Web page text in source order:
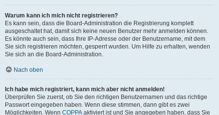
Warum kann ich mich nicht registrieren?
Es kann sein, dass die Board-Administration die Registrierung komplett
ausgeschaltet hat, damit sich keine neuen Benutzer mehr anmelden können.
Es könnte auch sein, dass Ihre IP-Adresse oder der Benutzername, mit dem
Sie sich registrieren möchten, gesperrt wurden. Um Hilfe zu erhalten, wenden
Sie sich an die Board-Administration.
Nach oben
Ich habe mich registriert, kann mich aber nicht anmelden!
Überprüfen Sie zuerst, ob Sie den richtigen Benutzernamen und das richtige
Passwort eingegeben haben. Wenn diese stimmen, dann gibt es zwei
Möglichkeiten. Wenn COPPA aktiviert ist und Sie angegeben haben, dass Sie